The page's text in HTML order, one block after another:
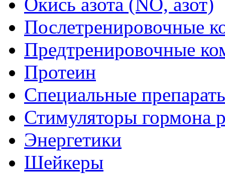
Окись азота (NO, азот)
Послетренировочные
Предтренировочные
Протеин
Специальные
Стимуляторы гормона
Энергетики
Шейкеры